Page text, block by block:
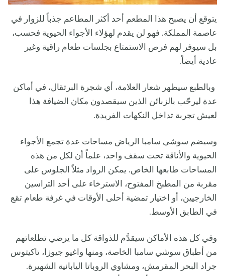
يتوقع أن يصبح هذا المطعم أحد أكثر المطاعم جذباً للزوار في
عاصمة المملكة. فهو لن يقدم لهؤلاء الأجواء الحيوية فحسب،
بل سيوفر لهم فرص الاستمتاع بجلسات طعام راقية وغير
عادية أيضاً.
وبالطبع سيظهر شعار العلامة، أي شجرة البرتقال، في أماكن
عدة ليرحّب بالزبائن الذين سيقصدون مكان الضيافة هذا
لعيش تجربة تداخل النكهات الفريدة.
وسيضم سوشي سامبا الرياض مساحات عدة تجمع الأجواء
الحيوية والأناقة تحت سقف واحد، علماً أن لكل من هذه
المساحات طابعها الخاص. يمكن الرواد مثلاً الجلوس على
مقربة من المطبخ المفتوح، الاسترخاء على أحد التراسين
الخارجيين، أو اختيار تمضية أحلى الأوقات في غرفة طعام تقع
في الطابق الأوسط.
وفي كل هذه الأماكن سيقدَّم للذواقة كل ما يرضي تطلعاتهم
من أطباق سوشي سامبا الخاصة، ومنها واغيو جيوزا، تاكيتوس
جراد البحر المقرمش، ومشاوي الروباتا اليابانية الشهيرة.